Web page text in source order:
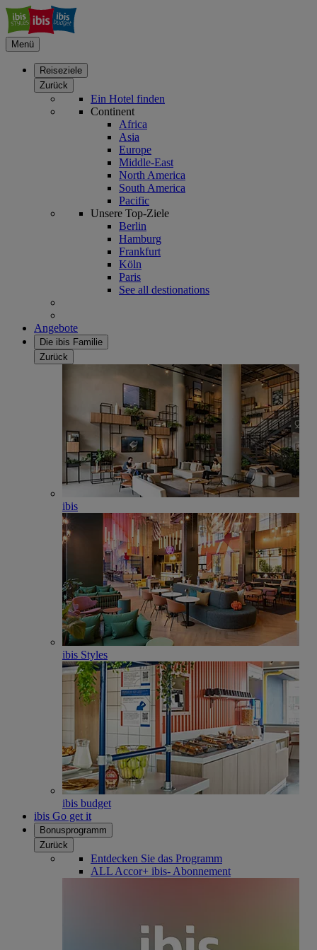
Menü
Reiseziele
Zurück
Ein Hotel finden
Continent
Africa
Asia
Europe
Middle-East
North America
South America
Pacific
Unsere Top-Ziele
Berlin
Hamburg
Frankfurt
Köln
Paris
See all destionations
Angebote
Die ibis Familie
Zurück
ibis
ibis Styles
ibis budget
ibis Go get it
Bonusprogramm
Zurück
Entdecken Sie das Programm
ALL Accor+ ibis- Abonnement